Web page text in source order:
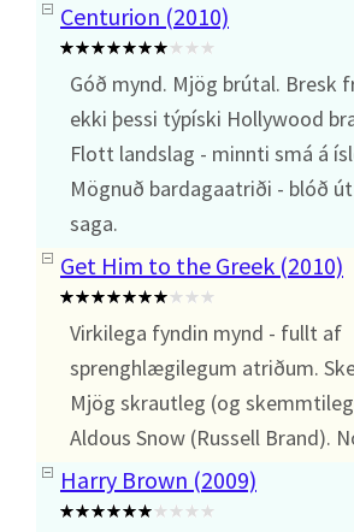
Centurion (2010)
Góð mynd. Mjög brútal. Bresk
ekki þessi týpíski Hollywood
Flott landslag - minnti smá á
Mögnuð bardagaatriði - blóð
saga.
Get Him to the Greek (2010)
Virkilega fyndin mynd - fullt af
sprenghlægilegum atriðum.
Mjög skrautleg (og
Aldous Snow (Russell Brand).
Harry Brown (2009)